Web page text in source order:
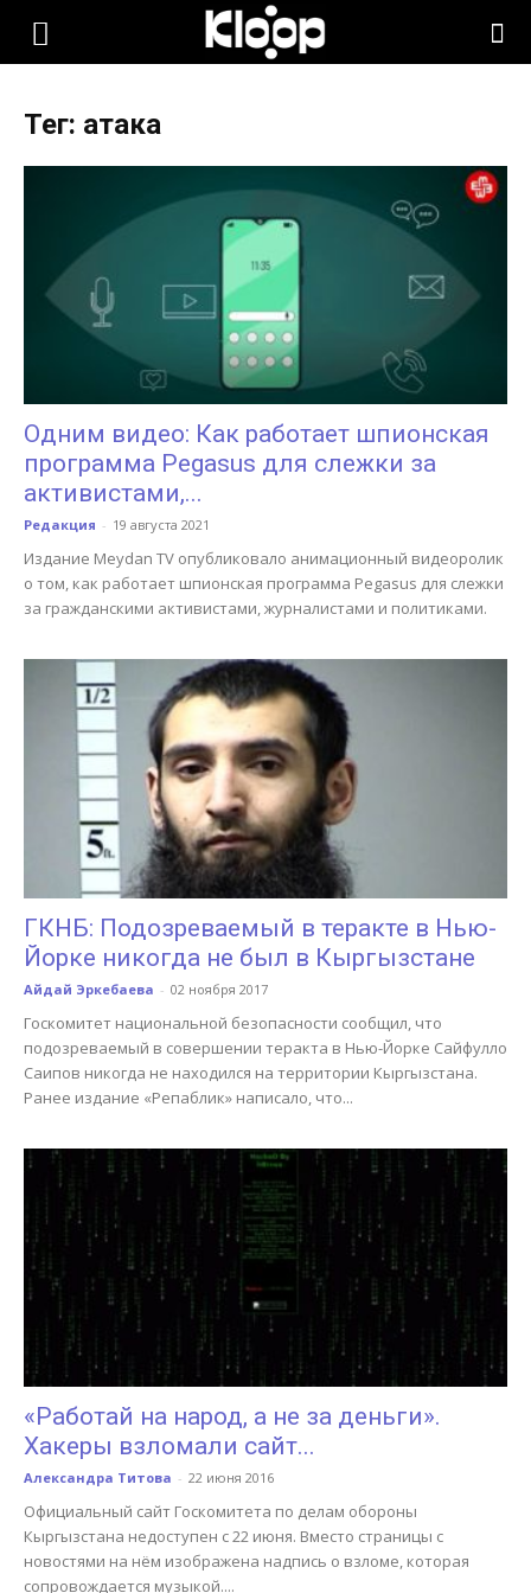
KLOOP.KG
Кыргызстана
Тег: атака
Одним видео: Как работает шпионская
программа Pegasus для слежки за
активистами,...
Редакция - 19 августа 2021
Издание Meydan TV опубликовало анимационный видеоролик
о том, как работает шпионская программа Pegasus для слежки
за гражданскими активистами, журналистами и политиками.
ГКНБ: Подозреваемый в теракте в Нью-
Йорке никогда не был в Кыргызстане
Айдай Эркебаева - 02 ноября 2017
Госкомитет национальной безопасности сообщил, что
подозреваемый в совершении теракта в Нью-Йорке Сайфулло
Саипов никогда не находился на территории Кыргызстана.
Ранее издание «Репаблик» написало, что...
«Работай на народ, а не за деньги».
Хакеры взломали сайт...
Александра Титова - 22 июня 2016
Официальный сайт Госкомитета по делам обороны
Кыргызстана недоступен с 22 июня. Вместо страницы с
новостями на нём изображена надпись о взломе, которая
сопровождается музыкой....